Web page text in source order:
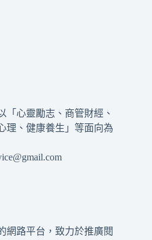
「心靈勵志、商管財經、
理、健康養生」等面向為
網路平台，致力於推廣閱